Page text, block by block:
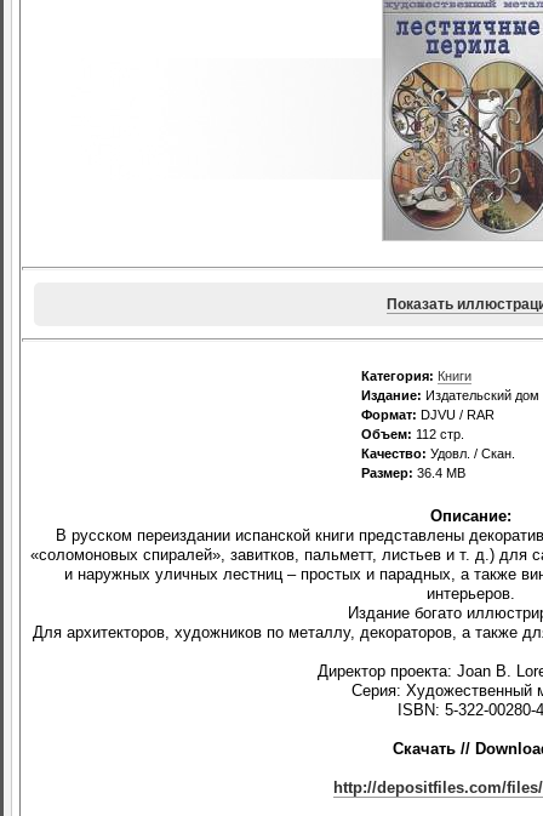
Показать
Категория: Книги
Издание: Издательский
Формат: DJVU / RAR
Объем: 112 стр.
Качество: Удовл. / Скан.
Размер: 36.4 MB
Описание:
В русском переиздании испанской книги представлены
«соломоновых спиралей», завитков, пальметт, листьев и т. д.)
и наружных уличных лестниц – простых и парадных, а также
интерьеров.
Издание богато
Для архитекторов, художников по металлу, декораторов, а также
Директор проекта: Joan B.
Серия: Художественный
ISBN: 5-322-00280-4
Скачать //
http://depositfiles.com/